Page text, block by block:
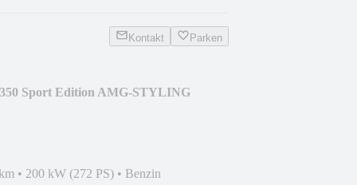
Kontakt Parken
Sport Edition AMG-STYLING
• 200 kW (272 PS) • Benzin